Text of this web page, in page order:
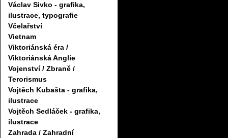
Václav Sivko - grafika,
ilustrace, typografie
Včelařství
Vietnam
Viktoriánská éra /
Viktoriánská Anglie
Vojenství / Zbraně /
Terorismus
Vojtěch Kubašta - grafika,
ilustrace
Vojtěch Sedláček - grafika,
ilustrace
Zahrada / Zahradní